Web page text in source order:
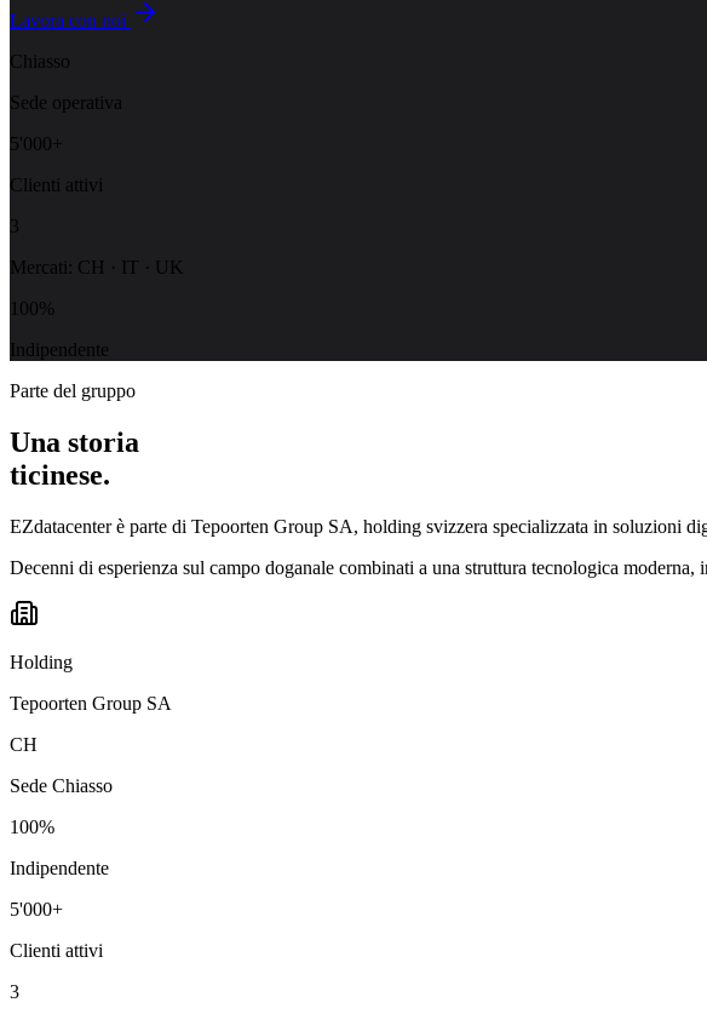
Lavora con noi
Chiasso
Sede operativa
5'000+
Clienti attivi
3
Mercati: CH · IT · UK
100%
Indipendente
Parte del gruppo
Una storia
ticinese.
EZdatacenter è parte di Tepoorten Group SA, holding svizzera specializzata in soluzioni
Decenni di esperienza sul campo doganale combinati a una struttura tecnologica
Holding
Tepoorten Group SA
CH
Sede Chiasso
100%
Indipendente
5'000+
Clienti attivi
3